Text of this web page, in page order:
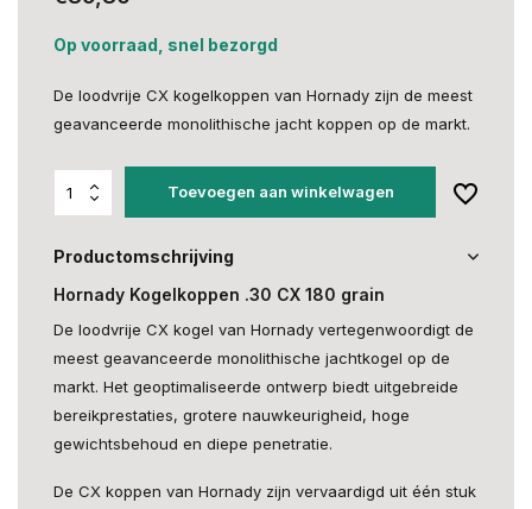
Op voorraad, snel bezorgd
De loodvrije CX kogelkoppen van Hornady zijn de meest
geavanceerde monolithische jacht koppen op de markt.
Toevoegen aan winkelwagen
Productomschrijving
Hornady Kogelkoppen .30 CX 180 grain
De loodvrije CX kogel van Hornady vertegenwoordigt de
meest geavanceerde monolithische jachtkogel op de
markt. Het geoptimaliseerde ontwerp biedt uitgebreide
bereikprestaties, grotere nauwkeurigheid, hoge
gewichtsbehoud en diepe penetratie.
De CX koppen van Hornady zijn vervaardigd uit één stuk